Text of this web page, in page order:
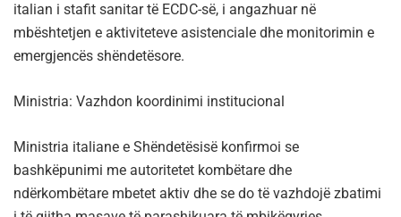
italian i stafit sanitar të ECDC-së, i angazhuar në
mbështetjen e aktiviteteve asistenciale dhe monitorimin e
emergjencës shëndetësore.
Ministria: Vazhdon koordinimi institucional
Ministria italiane e Shëndetësisë konfirmoi se
bashkëpunimi me autoritetet kombëtare dhe
ndërkombëtare mbetet aktiv dhe se do të vazhdojë zbatimi